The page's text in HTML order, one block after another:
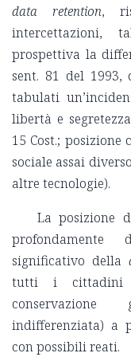
data retention,
intercettazioni,
prospettiva la
sent. 81 del 1993,
tabulati
libertà e
15 Cost.;
sociale assai
altre tecnologie).
La posizione
profondamente
significativo della
tutti i cittadini
indifferenziata) a
con possibili reati.